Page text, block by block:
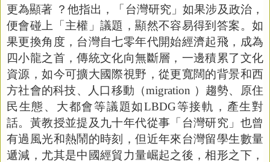
更為顯著 ？他指出，「台灣研究」如果涉及政治，
便會碰上「主權」議題，顯然不容易得到答案。如
果更換角度，台灣自七零年代開始經濟起飛，成為
四小龍之首，傳統文化向無斷層，一邊積累了文化
資源，如今可擴大國際視野，從更寬闊的背景和西
方社會的科技、人口移動（migration ）趨勢、原住
民生態、大都會等議題如LBDG等接軌，產生對
話。黃教授並提及九十年代從事「台灣研究」也曾
有過風光和熱鬧的時刻，但近年來台灣留學生數量
遞減，尤其是中國經貿力量崛起之後，相形之下，